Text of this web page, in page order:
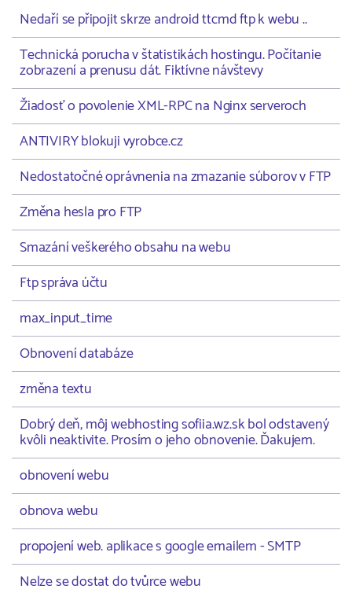
Nedaří se připojit skrze android ttcmd ftp k webu ..
Technická porucha v štatistikách hostingu. Počítanie
zobrazení a prenusu dát. Fiktívne návštevy
Žiadosť o povolenie XML-RPC na Nginx serveroch
ANTIVIRY blokuji vyrobce.cz
Nedostatočné oprávnenia na zmazanie súborov v FTP
Změna hesla pro FTP
Smazání veškerého obsahu na webu
Ftp správa účtu
max_input_time
Obnovení databáze
změna textu
Dobrý deň, môj webhosting sofiia.wz.sk bol odstavený
kvôli neaktivite. Prosím o jeho obnovenie. Ďakujem.
obnovení webu
obnova webu
propojení web. aplikace s google emailem - SMTP
Nelze se dostat do tvůrce webu